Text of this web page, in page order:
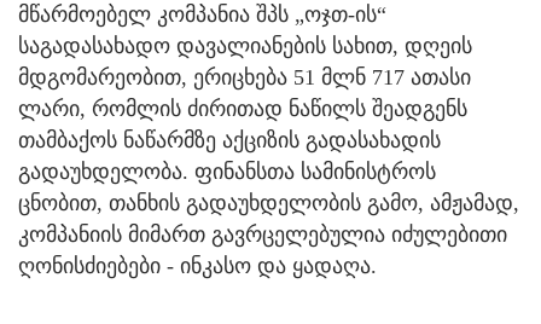
მწარმოებელ კომპანია შპს „ოჯთ-ის“
საგადასახადო დავალიანების სახით, დღეის
მდგომარეობით, ერიცხება 51 მლნ 717 ათასი
ლარი, რომლის ძირითად ნაწილს შეადგენს
თამბაქოს ნაწარმზე აქციზის გადასახადის
გადაუხდელობა. ფინანსთა სამინისტროს
ცნობით, თანხის გადაუხდელობის გამო, ამჟამად,
კომპანიის მიმართ გავრცელებულია იძულებითი
ღონისძიებები - ინკასო და ყადაღა.